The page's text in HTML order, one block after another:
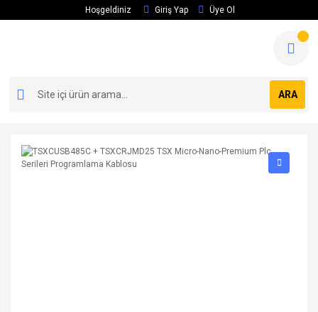
Hoşgeldiniz Giriş Yap Üye Ol
ARA